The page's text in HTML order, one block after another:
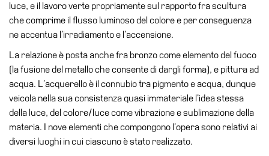
Edificio
Castello
Manica
Lunga
Villa
Cerruti
Cosmo
Digitale
EN
luce, e il lavoro verte propriamente sul rapporto fra scultura
che comprime il flusso luminoso del colore e per conseguenza
ne accentua l’irradiamento e l’accensione.
La relazione è posta anche fra bronzo come elemento del fuoco
(la fusione del metallo che consente di dargli forma), e pittura ad
acqua. L’acquerello è il connubio tra pigmento e acqua, dunque
veicola nella sua consistenza quasi immateriale l’idea stessa
della luce, del colore/luce come vibrazione e sublimazione della
materia. I nove elementi che compongono l’opera sono relativi ai
diversi luoghi in cui ciascuno è stato realizzato.